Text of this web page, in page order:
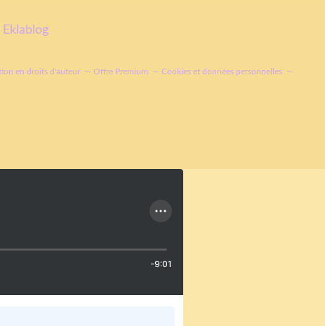
Eklablog
en droits d'auteur Offre Premium Cookies et données personnelles
-9:01